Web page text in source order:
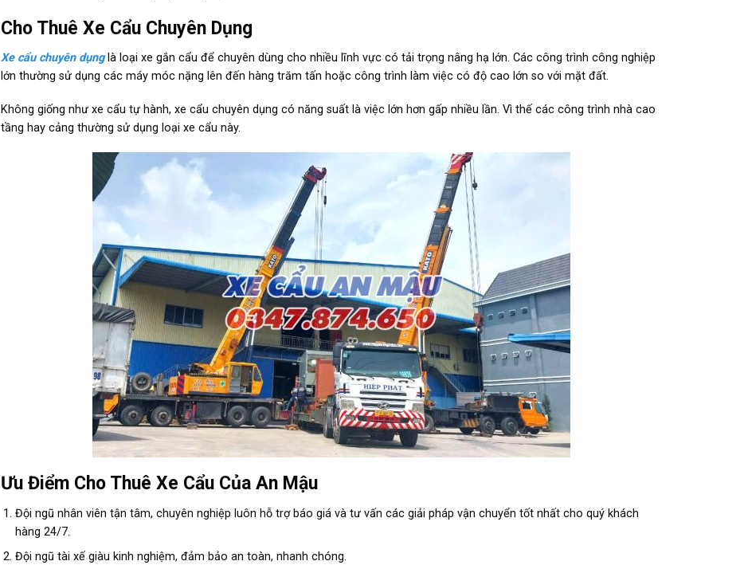
Cho Thuê Xe Cẩu Chuyên Dụng
Xe cẩu chuyên dụnglà loại xe gắn cẩu để chuyên dùng cho nhiều lĩnh vực có tải trọng nâng hạ lớn. Các công trình công nghiệp
lớn thường sử dụng các máy móc nặng lên đến hàng trăm tấn hoặc công trình làm việc có độ cao lớn so với mặt đất.
Không giống như xe cẩu tự hành, xe cẩu chuyên dụng có năng suất là việc lớn hơn gấp nhiều lần. Vì thế các công trình nhà cao
tầng hay cảng thường sử dụng loại xe cẩu này.
Ưu Điểm Cho Thuê Xe Cẩu Của An Mậu
Đội ngũ nhân viên tận tâm, chuyên nghiệp luôn hỗ trợ báo giá và tư vấn các giải pháp vận chuyển tốt nhất cho quý khách
hàng 24/7.
Đội ngũ tài xế giàu kinh nghiệm, đảm bảo an toàn, nhanh chóng.